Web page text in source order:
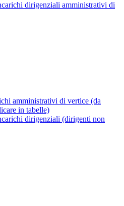
dirigenziali amministrativi di
amministrativi di vertice (da
in tabelle)
dirigenziali (dirigenti non